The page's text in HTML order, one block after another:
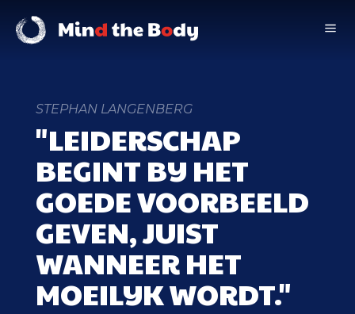
a
STEPHAN LANGENBERG
"LEIDERSCHAP
BEGINT BIJ HET
GOEDE VOORBEELD
GEVEN, JUIST
WANNEER HET
MOEILIJK WORDT."